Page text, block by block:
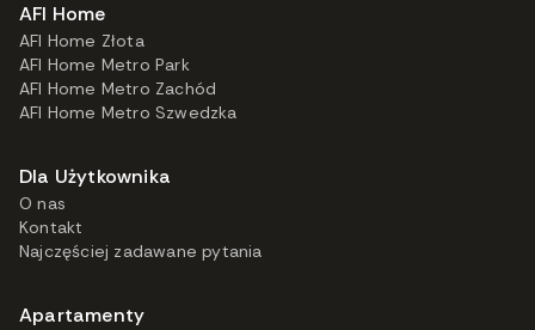
AFI Home
AFI Home Złota
AFI Home Metro Park
AFI Home Metro Zachód
AFI Home Metro Szwedzka
Dla Użytkownika
O nas
Kontakt
Najczęściej zadawane pytania
Apartamenty